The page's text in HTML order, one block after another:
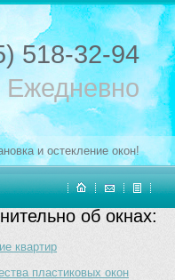
518-32-94
Ежедневно
и остекление окон!
об окнах:
квартир
пластиковых окон